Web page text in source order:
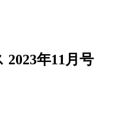
2023年11月号